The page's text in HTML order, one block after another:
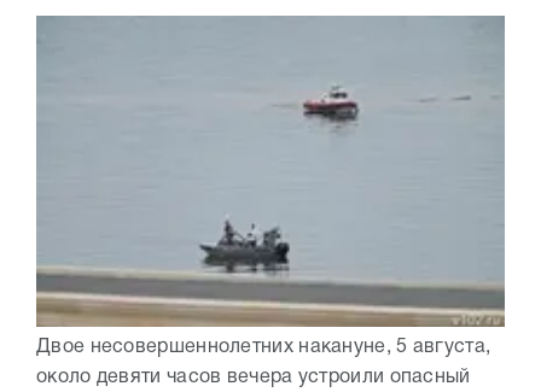
Двое несовершеннолетних накануне, 5 августа,
около девяти часов вечера устроили опасный